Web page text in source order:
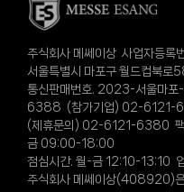
주식회사 메쎄이상 사업자등
서울특별시 마포구 월드컵북로
통신판매번호. 2023-서울마
6388 (참가기업) 02-6121-
(제휴문의) 02-6121-6380
금 09:00-18:00
점심시간. 월-금 12:10-13:10
주식회사 메쎄이상(408920)